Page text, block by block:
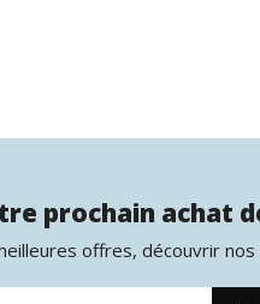
prochain achat
offres, découvrir